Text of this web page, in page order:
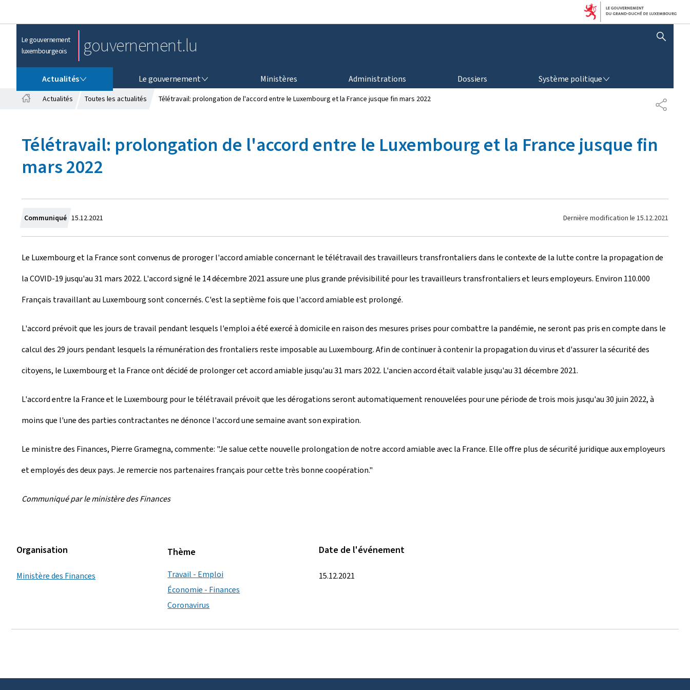
Le gouvernement
luxembourgeois
gouvernement.lu AFFICHER / MASQUER LA RECHERCHE
Actualités Le gouvernement Ministères Administrations Dossiers Système politique
P
A
u
Actualités Toutes les actualités Télétravail: prolongation de l'accord entre le Luxembourg et la France jusque fin mars 2022
Télétravail: prolongation de l'accord entre le Luxembourg et la France jusque fin
mars 2022
Communiqué C
r
é
e
l
15.12.2021 Dernière modification le 15.12.2021
Le Luxembourg et la France sont convenus de proroger l'accord amiable concernant le télétravail des travailleurs transfrontaliers dans le contexte de la lutte contre la propagation de
la COVID-19 jusqu'au 31 mars 2022. L'accord signé le 14 décembre 2021 assure une plus grande prévisibilité pour les travailleurs transfrontaliers et leurs employeurs. Environ 110.000
Français travaillant au Luxembourg sont concernés. C'est la septième fois que l'accord amiable est prolongé.
L'accord prévoit que les jours de travail pendant lesquels l'emploi a été exercé à domicile en raison des mesures prises pour combattre la pandémie, ne seront pas pris en compte dans le
calcul des 29 jours pendant lesquels la rémunération des frontaliers reste imposable au Luxembourg. Afin de continuer à contenir la propagation du virus et d'assurer la sécurité des
citoyens, le Luxembourg et la France ont décidé de prolonger cet accord amiable jusqu'au 31 mars 2022. L'ancien accord était valable jusqu'au 31 décembre 2021.
L'accord entre la France et le Luxembourg pour le télétravail prévoit que les dérogations seront automatiquement renouvelées pour une période de trois mois jusqu'au 30 juin 2022, à
moins que l'une des parties contractantes ne dénonce l'accord une semaine avant son expiration.
Le ministre des Finances, Pierre Gramegna, commente: "Je salue cette nouvelle prolongation de notre accord amiable avec la France. Elle offre plus de sécurité juridique aux employeurs
et employés des deux pays. Je remercie nos partenaires français pour cette très bonne coopération."
Communiqué par le ministère des Finances
Organisation
Ministère des Finances
Thème
Travail - Emploi
Économie - Finances
Coronavirus
Date de l'événement
15.12.2021